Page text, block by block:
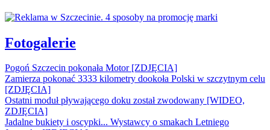
Fotogalerie
Pogoń Szczecin pokonała Motor [ZDJĘCIA]
Zamierza pokonać 3333 kilometry dookoła Polski w szczytnym celu
[ZDJĘCIA]
Ostatni moduł pływającego doku został zwodowany [WIDEO,
ZDJĘCIA]
Jadalne bukiety i oscypki... Wystawcy o smakach Letniego